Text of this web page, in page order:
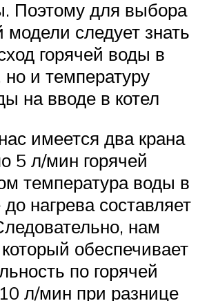
Поэтому для выбора
следует знать
горячей воды в
и температуру
на вводе в котел
имеется два крана
5 л/мин горячей
температура воды в
нагрева составляет
нам
обеспечивает
по горячей
л/мин при разнице